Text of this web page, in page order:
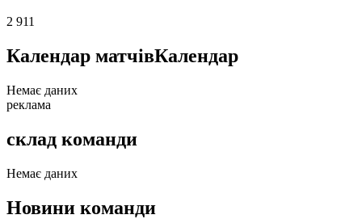
2 911
Календар матчівКалендар
Немає даних
реклама
склад команди
Немає даних
Новини команди